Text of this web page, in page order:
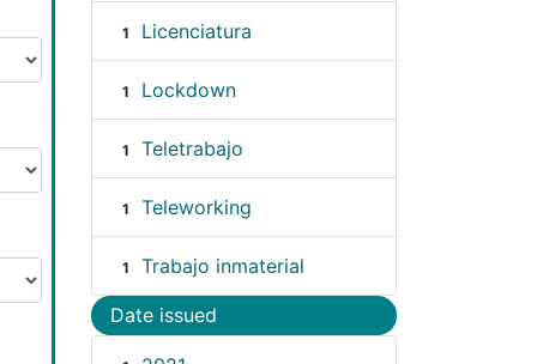
1 Licenciatura
1 Lockdown
1 Teletrabajo
1 Teleworking
1 Trabajo inmaterial
Date issued